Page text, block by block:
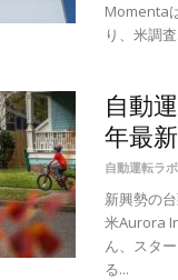
Momenta
り、米調査
自動
年最新
自動運転ラ
新興勢の
米Aurora
ん、スタ
る...